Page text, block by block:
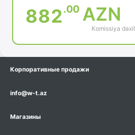
882.00 AZN
Komissiya daxil
Корпоративные продажи
info@w-t.az
Магазины